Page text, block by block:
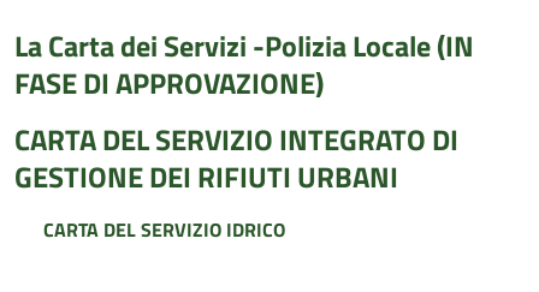
La Carta dei Servizi -Polizia Locale (IN
FASE DI APPROVAZIONE)
CARTA DEL SERVIZIO INTEGRATO DI
GESTIONE DEI RIFIUTI URBANI
CARTA DEL SERVIZIO IDRICO